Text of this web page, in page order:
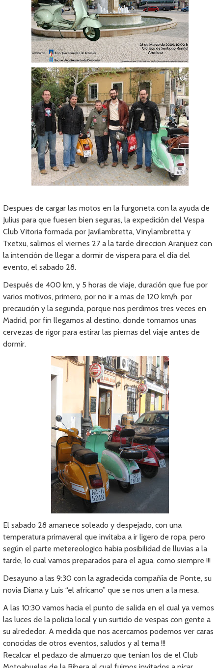
Despues de cargar las motos en la furgoneta con la ayuda de
Julius para que fuesen bien seguras, la expedición del Vespa
Club Vitoria formada por Javilambretta, Vinylambretta y
Txetxu, salimos el viernes 27 a la tarde direccion Aranjuez con
la intención de llegar a dormir de vispera para el día del
evento, el sabado 28.
Después de 400 km, y 5 horas de viaje, duración que fue por
varios motivos, primero, por no ir a mas de 120 km/h. por
precaución y la segunda, porque nos perdimos tres veces en
Madrid, por fin llegamos al destino, donde tomamos unas
cervezas de rigor para estirar las piernas del viaje antes de
dormir.
El sabado 28 amanece soleado y despejado, con una
temperatura primaveral que invitaba a ir ligero de ropa, pero
según el parte metereologico habia posibilidad de lluvias a la
tarde, lo cual vamos preparados para el agua, como siempre !!!
Desayuno a las 9:30 con la agradecida compañía de Ponte, su
novia Diana y Luis “el africano” que se nos unen a la mesa.
A las 10:30 vamos hacia el punto de salida en el cual ya vemos
las luces de la policia local y un surtido de vespas con gente a
su alrededor. A medida que nos acercamos podemos ver caras
conocidas de otros eventos, saludos y al tema !!!
Recalcar el pedazo de almuerzo que tenian los de el Club